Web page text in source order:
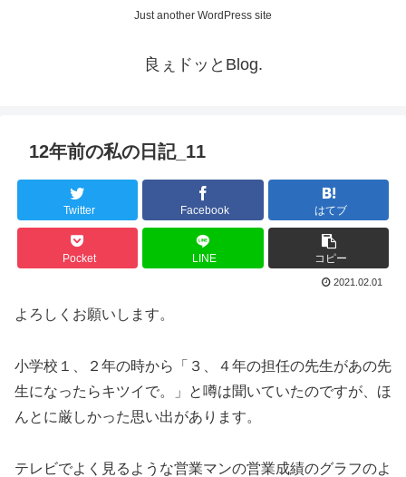
Just another WordPress site
良ぇドッとBlog.
12年前の私の日記_11
Twitter Facebook はてブ
Pocket LINE コピー
2021.02.01
よろしくお願いします。
小学校１、２年の時から「３、４年の担任の先生があの先
生になったらキツイで。」と噂は聞いていたのですが、ほ
んとに厳しかった思い出があります。
テレビでよく見るような営業マンの営業成績のグラフのよ